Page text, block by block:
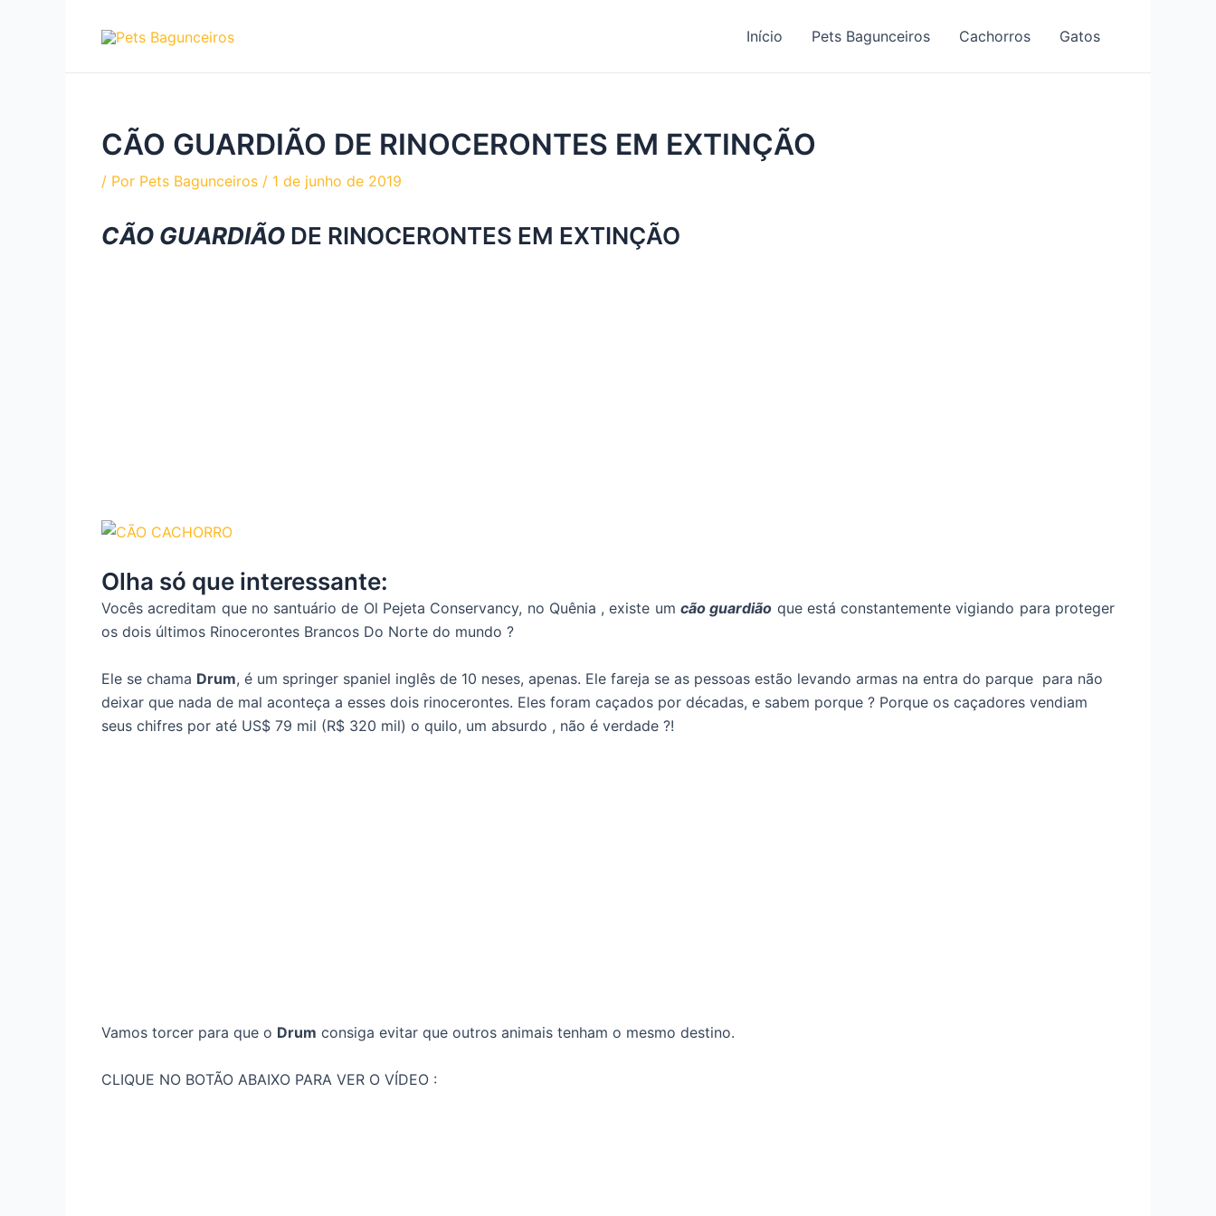
Início Pets Bagunceiros Cachorros Gatos
CÃO GUARDIÃO DE RINOCERONTES EM EXTINÇÃO
/ Por Pets Bagunceiros / 1 de junho de 2019
CÃO GUARDIÃO DE RINOCERONTES EM EXTINÇÃO
Olha só que interessante:
Vocês acreditam que no santuário de Ol Pejeta Conservancy, no Quênia , existe um cão guardião que está constantemente vigiando para proteger
os dois últimos Rinocerontes Brancos Do Norte do mundo ?
Ele se chama Drum, é um springer spaniel inglês de 10 neses, apenas. Ele fareja se as pessoas estão levando armas na entra do parque para não
deixar que nada de mal aconteça a esses dois rinocerontes. Eles foram caçados por décadas, e sabem porque ? Porque os caçadores vendiam
seus chifres por até US$ 79 mil (R$ 320 mil) o quilo, um absurdo , não é verdade ?!
Vamos torcer para que o Drum consiga evitar que outros animais tenham o mesmo destino.
CLIQUE NO BOTÃO ABAIXO PARA VER O VÍDEO :